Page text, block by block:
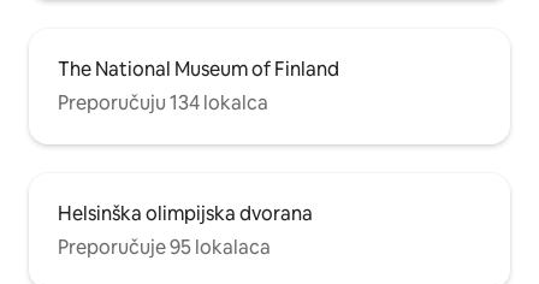
The National Museum of Finland
Preporučuju 134 lokalca
Helsinška olimpijska dvorana
Preporučuje 95 lokalaca